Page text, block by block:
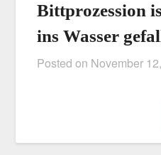
Bittprozession
ins Wasser
Posted on November